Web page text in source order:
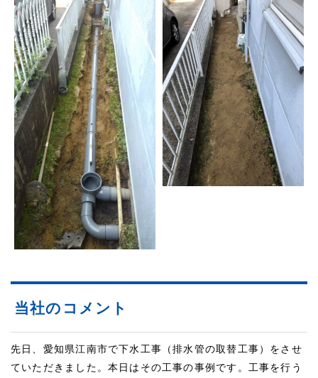
当社のコメント
先日、愛知県江南市で下水工事（排水管の取替工事）をさせ
ていただきました。本日はその工事の事例です。工事を行う